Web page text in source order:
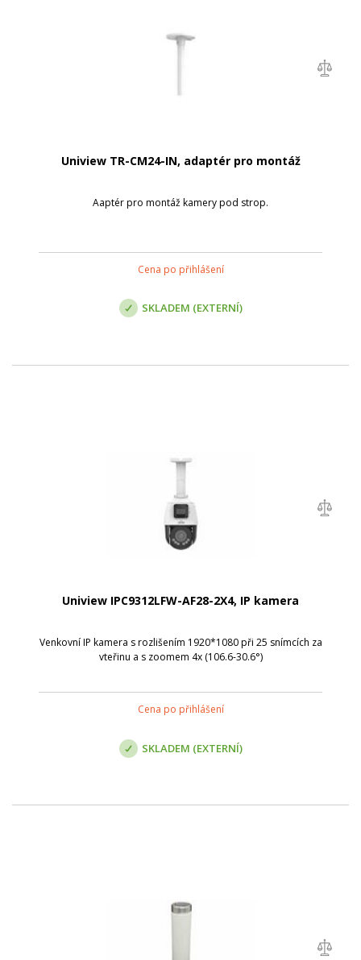
Uniview TR-CM24-IN, adaptér pro montáž
Aaptér pro montáž kamery pod strop.
Cena po přihlášení
SKLADEM (EXTERNÍ)
Uniview IPC9312LFW-AF28-2X4, IP kamera
Venkovní IP kamera s rozlišením 1920*1080 při 25 snímcích za
vteřinu a s zoomem 4x (106.6-30.6°)
Cena po přihlášení
SKLADEM (EXTERNÍ)